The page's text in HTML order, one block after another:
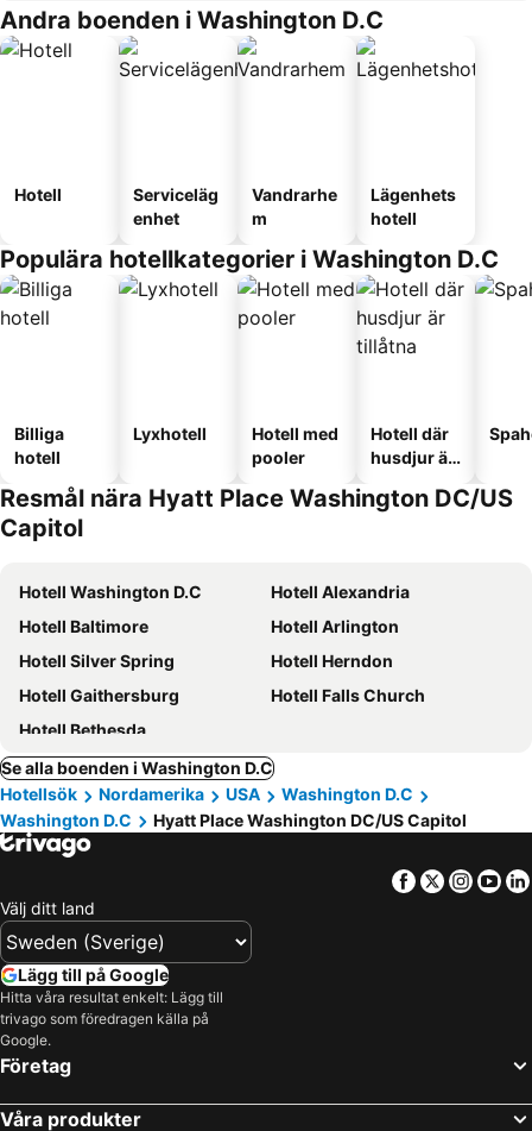
Andra boenden i Washington D.C
Hotell
Serviceläg
enhet
Vandrarhe
m
Lägenhets
hotell
Populära hotellkategorier i Washington D.C
Billiga
hotell
Lyxhotell
Hotell med
pooler
Hotell där
husdjur är
Resmål nära Hyatt Place Washington DC/US
Capitol
Hotell Washington D.C
Hotell Alexandria
Hotell Baltimore
Hotell Arlington
Hotell Silver Spring
Hotell Herndon
Hotell Gaithersburg
Hotell Falls Church
Hotell Bethesda
Se alla boenden i Washington D.C
Hotellsök
Nordamerika USA
Washington D.C
Washington D.C
Hyatt Place Washington DC/US Capitol
Facebook
Twitter
Välj ditt land
Lägg till på Google
Hitta våra resultat enkelt: Lägg till
trivago som föredragen källa på
Google.
Företag
Våra produkter